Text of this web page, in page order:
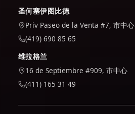
圣何塞伊图比德
Priv Paseo de la Venta #7, 市中心
(419) 690 85 65
维拉格兰
16 de Septiembre #909, 市中心
(411) 165 31 49